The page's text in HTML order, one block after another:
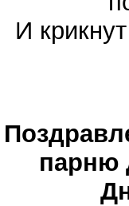
И
парню